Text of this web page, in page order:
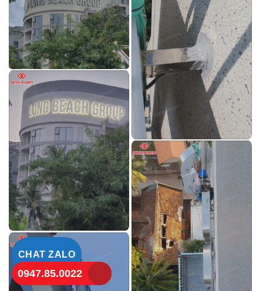
CHAT ZALO
0947.85.0022